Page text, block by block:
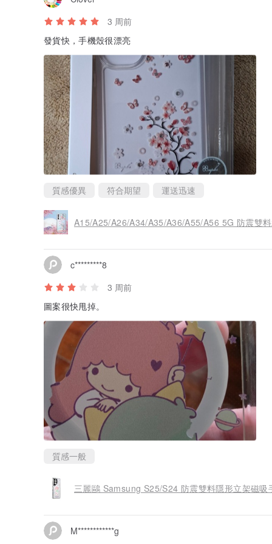
3 周前
發貨快，手機殼很漂亮
質感優異 符合期望 運送迅速
A15/A25/A26/A34/A35/A36/A55/A56 5G 防震雙
c*********8
3 周前
圖案很快甩掉。
質感一般
三麗鷗 Samsung S25/S24 防震雙料隱形立架磁吸
M************g